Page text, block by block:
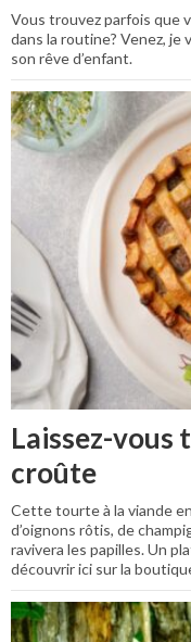
Vous trouvez parfois que
dans la routine? Venez, je
son rêve d’enfant.
Laissez-vous
croûte
Cette tourte à la viande
d’oignons rôtis, de
ravivera les papilles. Un
découvrir ici sur la